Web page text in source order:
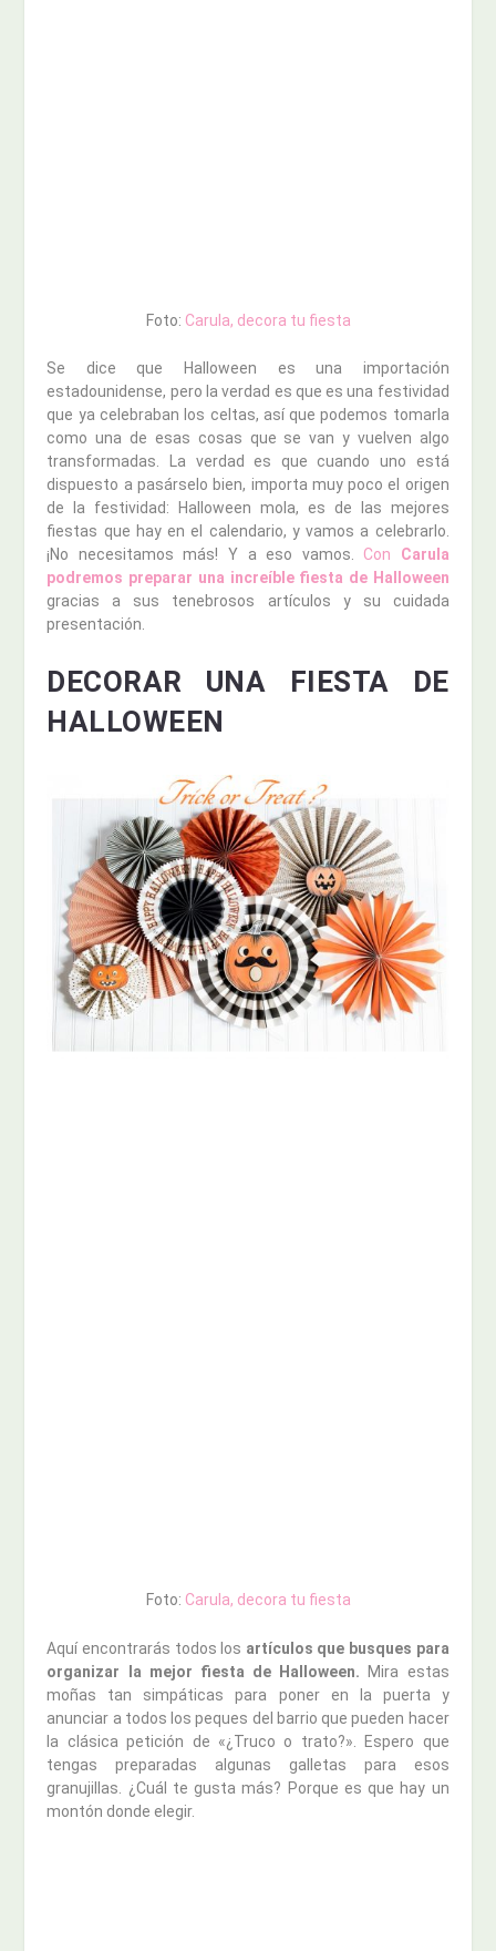
Foto: Carula, decora tu fiesta
Se dice que Halloween es una importación
estadounidense, pero la verdad es que es una festividad
que ya celebraban los celtas, así que podemos tomarla
como una de esas cosas que se van y vuelven algo
transformadas. La verdad es que cuando uno está
dispuesto a pasárselo bien, importa muy poco el origen
de la festividad: Halloween mola, es de las mejores
fiestas que hay en el calendario, y vamos a celebrarlo.
¡No necesitamos más! Y a eso vamos. Con Carula
podremos preparar una increíble fiesta de Halloween
gracias a sus tenebrosos artículos y su cuidada
presentación.
DECORAR UNA FIESTA DE
HALLOWEEN
Foto: Carula, decora tu fiesta
Aquí encontrarás todos los artículos que busques para
organizar la mejor fiesta de Halloween. Mira estas
moñas tan simpáticas para poner en la puerta y
anunciar a todos los peques del barrio que pueden hacer
la clásica petición de «¿Truco o trato?». Espero que
tengas preparadas algunas galletas para esos
granujillas. ¿Cuál te gusta más? Porque es que hay un
montón donde elegir.